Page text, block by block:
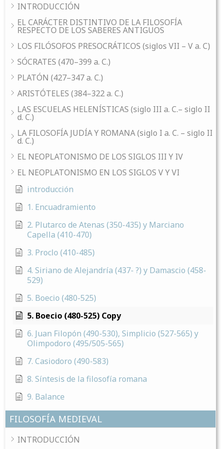
INTRODUCCIÓN
EL CARÁCTER DISTINTIVO DE LA FILOSOFÍA
RESPECTO DE LOS SABERES ANTIGUOS
LOS FILÓSOFOS PRESOCRÁTICOS (siglos VII – V a. C)
SÓCRATES (470–399 a. C.)
PLATÓN (427–347 a. C.)
ARISTÓTELES (384–322 a. C.)
LAS ESCUELAS HELENÍSTICAS (siglo III a. C.– siglo II
d. C.)
LA FILOSOFÍA JUDÍA Y ROMANA (siglo I a. C. – siglo II
d. C.)
EL NEOPLATONISMO DE LOS SIGLOS III Y IV
EL NEOPLATONISMO EN LOS SIGLOS V Y VI
introducción
1. Encuadramiento
2. Plutarco de Atenas (350-435) y Marciano
Capella (410-470)
3. Proclo (410-485)
4. Siriano de Alejandría (437- ?) y Damascio (458-
529)
5. Boecio (480-525)
5. Boecio (480-525) Copy
6. Juan Filopón (490-530), Simplicio (527-565) y
Olimpodoro (495/505-565)
7. Casiodoro (490-583)
8. Síntesis de la filosofía romana
9. Balance
FILOSOFÍA MEDIEVAL
INTRODUCCIÓN